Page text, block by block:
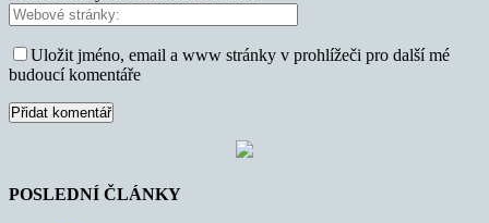
Uložit jméno, email a www stránky v prohlížeči pro další mé
budoucí komentáře
POSLEDNÍ ČLÁNKY